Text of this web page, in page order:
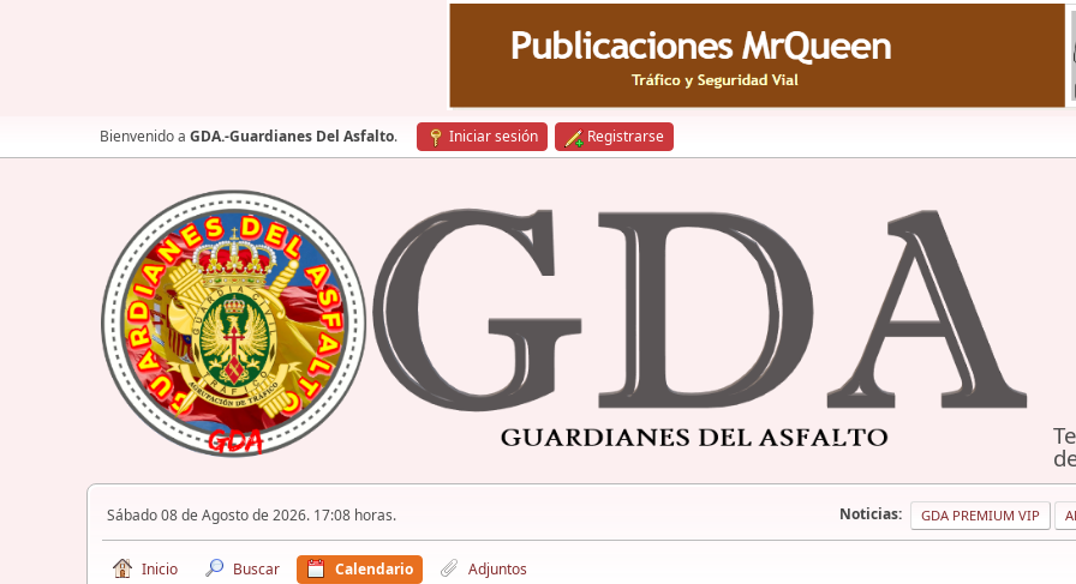
Bienvenido a GDA.-Guardianes Del Asfalto. Iniciar sesión Registrarse
Sábado 08 de Agosto de 2026. 17:08 horas. Noticias: GDA PREMIUM VIP
Inicio Buscar Calendario Adjuntos